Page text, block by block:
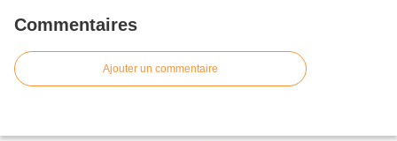
Commentaires
Ajouter un commentaire